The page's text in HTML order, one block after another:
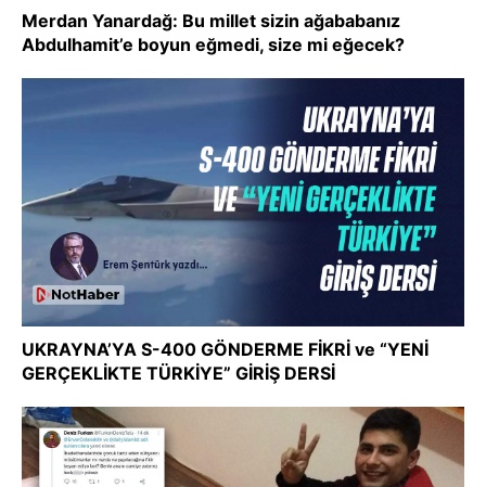
Merdan Yanardağ: Bu millet sizin ağababanız
Abdulhamit’e boyun eğmedi, size mi eğecek?
UKRAYNA’YA S-400 GÖNDERME FİKRİ ve “YENİ
GERÇEKLİKTE TÜRKİYE” GİRİŞ DERSİ